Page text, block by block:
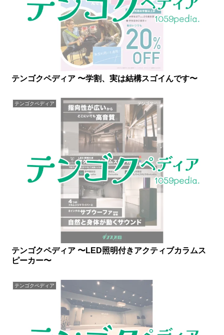
テンゴクペディア 〜学割、実は結構スゴイんです〜
テンゴクペディア
テンゴクペディア 〜LED照明付きアクティブカラムス
ピーカー〜
テンゴクペディア